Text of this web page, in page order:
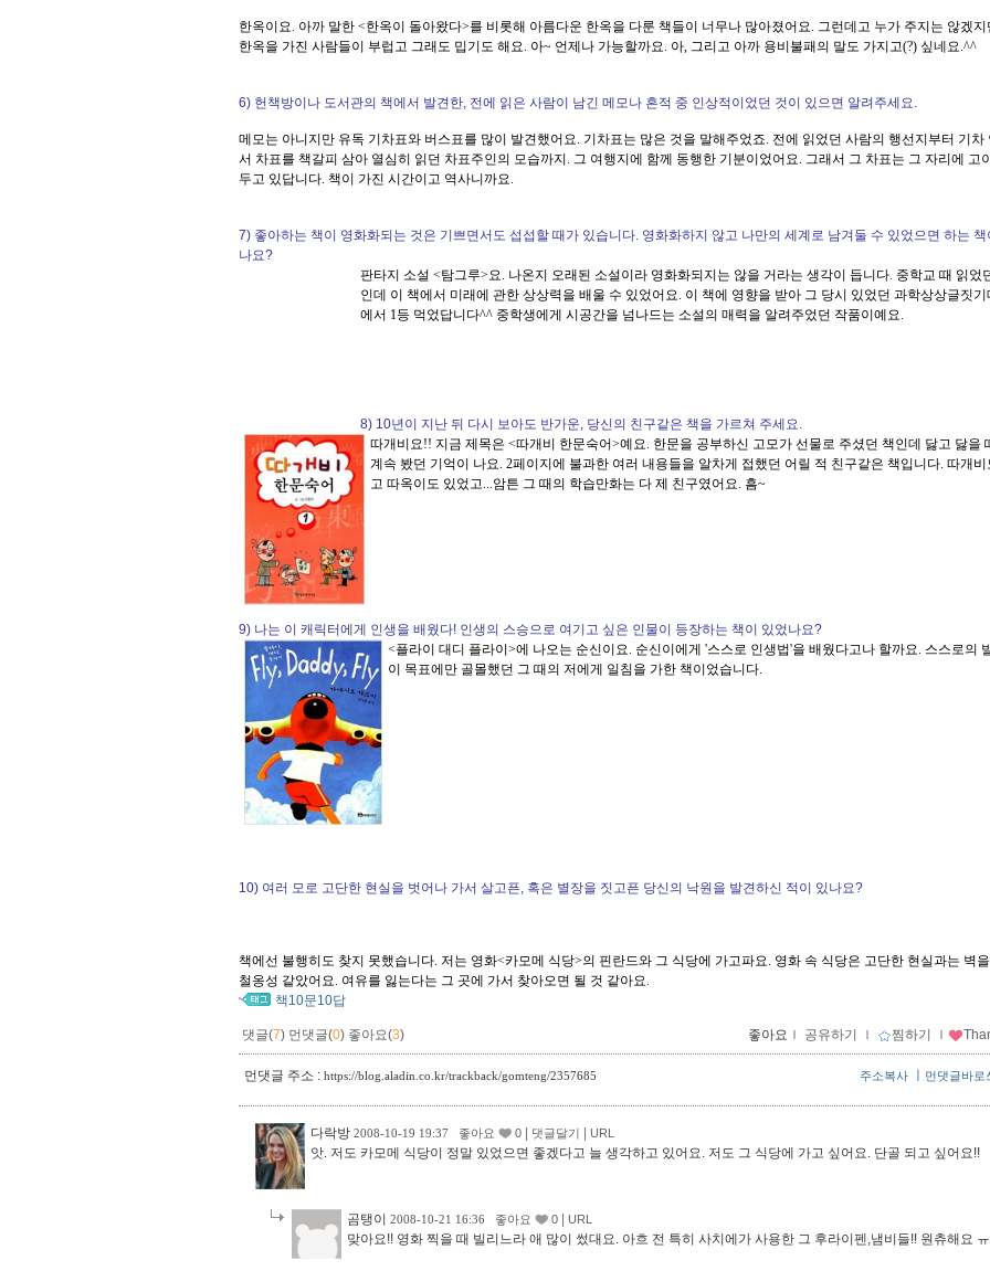
한옥이요. 아까 말한 <한옥이 돌아왔다>를 비롯해 아름다운 한옥을 다룬 책들이 너무나 많아졌어요. 그런데고 누가 주지는 않겠지
한옥을 가진 사람들이 부럽고 그래도 밉기도 해요. 아~ 언제나 가능할까요. 아, 그리고 아까 용비불패의 말도 가지고(?) 싶네요.^^
6) 헌책방이나 도서관의 책에서 발견한, 전에 읽은 사람이 남긴 메모나 흔적 중 인상적이었던 것이 있으면 알려주세요.
메모는 아니지만 유독 기차표와 버스표를 많이 발견했어요. 기차표는 많은 것을 말해주었죠. 전에 읽었던 사람의 행선지부터 기차
서 차표를 책갈피 삼아 열심히 읽던 차표주인의 모습까지. 그 여행지에 함께 동행한 기분이었어요. 그래서 그 차표는 그 자리에 고
두고 있답니다. 책이 가진 시간이고 역사니까요.
7) 좋아하는 책이 영화화되는 것은 기쁘면서도 섭섭할 때가 있습니다. 영화화하지 않고 나만의 세계로 남겨둘 수 있었으면 하는 책
나요?
판타지 소설 <탐그루>요. 나온지 오래된 소설이라 영화화되지는 않을 거라는 생각이 듭니다. 중학교 때 읽었
인데 이 책에서 미래에 관한 상상력을 배울 수 있었어요. 이 책에 영향을 받아 그 당시 있었던 과학상상글짓기
에서 1등 먹었답니다^^ 중학생에게 시공간을 넘나드는 소설의 매력을 알려주었던 작품이예요.
8) 10년이 지난 뒤 다시 보아도 반가운, 당신의 친구같은 책을 가르쳐 주세요.
따개비요!! 지금 제목은 <따개비 한문숙어>예요. 한문을 공부하신 고모가 선물로 주셨던 책인데 닳고 닳을
계속 봤던 기억이 나요. 2페이지에 불과한 여러 내용들을 알차게 접했던 어릴 적 친구같은 책입니다. 따개비
고 따옥이도 있었고...암튼 그 때의 학습만화는 다 제 친구였어요. 흠~
9) 나는 이 캐릭터에게 인생을 배웠다! 인생의 스승으로 여기고 싶은 인물이 등장하는 책이 있었나요?
<플라이 대디 플라이>에 나오는 순신이요. 순신이에게 '스스로 인생법'을 배웠다고나 할까요. 스스로의
이 목표에만 골몰했던 그 때의 저에게 일침을 가한 책이었습니다.
10) 여러 모로 고단한 현실을 벗어나 가서 살고픈, 혹은 별장을 짓고픈 당신의 낙원을 발견하신 적이 있나요?
책에선 불행히도 찾지 못했습니다. 저는 영화<카모메 식당>의 핀란드와 그 식당에 가고파요. 영화 속 식당은 고단한 현실과는 벽
철옹성 같았어요. 여유를 잃는다는 그 곳에 가서 찾아오면 될 것 같아요.
책10문10답
댓글(7) 먼댓글(0) 좋아요(3) 좋아요 ｌ 공유하기 ｌ 찜하기 ｌ
먼댓글 주소 : https://blog.aladin.co.kr/trackback/gomteng/2357685 먼댓글바로
주소복사
다락방 2008-10-19 19:37 좋아요 0 댓글달기 URL
앗. 저도 카모메 식당이 정말 있었으면 좋겠다고 늘 생각하고 있어요. 저도 그 식당에 가고 싶어요. 단골 되고 싶어요!!
곰탱이 2008-10-21 16:36 좋아요 0 URL
맞아요!! 영화 찍을 때 빌리느라 애 많이 썼대요. 아흐 전 특히 사치에가 사용한 그 후라이펜,냄비들!! 원츄해요